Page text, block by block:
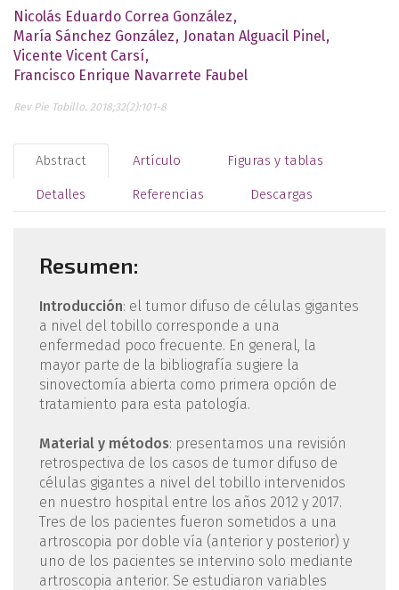
Nicolás Eduardo Correa González
María Sánchez González
Jonatan Alguacil Pinel
Vicente Vicent Carsí
Francisco Enrique Navarrete Faubel
Rev Pie Tobillo. 2018;32(2):101-8
Abstract Artículo Figuras y tablas
Detalles Referencias Descargas
Resumen:
Introducción: el tumor difuso de células gigantes
a nivel del tobillo corresponde a una
enfermedad poco frecuente. En general, la
mayor parte de la bibliografía sugiere la
sinovectomía abierta como primera opción de
tratamiento para esta patología.
Material y métodos: presentamos una revisión
retrospectiva de los casos de tumor difuso de
células gigantes a nivel del tobillo intervenidos
en nuestro hospital entre los años 2012 y 2017.
Tres de los pacientes fueron sometidos a una
artroscopia por doble vía (anterior y posterior) y
uno de los pacientes se intervino solo mediante
artroscopia anterior. Se estudiaron variables